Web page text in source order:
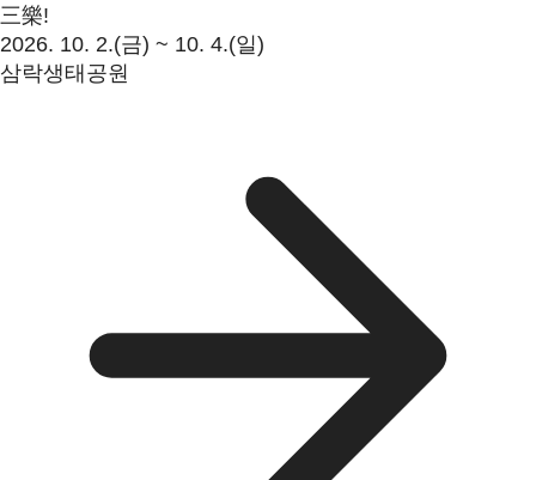
三樂!
2026. 10. 2.(금) ~ 10. 4.(일)
삼락생태공원